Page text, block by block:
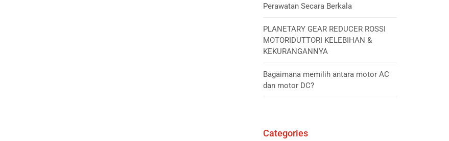
Perawatan Secara Berkala
PLANETARY GEAR REDUCER ROSSI
MOTORIDUTTORI KELEBIHAN &
KEKURANGANNYA
Bagaimana memilih antara motor AC
dan motor DC?
Categories